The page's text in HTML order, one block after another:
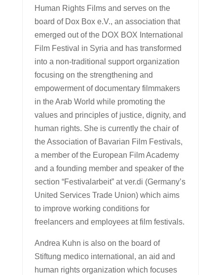
Human Rights Films and serves on the
board of Dox Box e.V., an association that
emerged out of the DOX BOX International
Film Festival in Syria and has transformed
into a non-traditional support organization
focusing on the strengthening and
empowerment of documentary filmmakers
in the Arab World while promoting the
values and principles of justice, dignity, and
human rights. She is currently the chair of
the Association of Bavarian Film Festivals,
a member of the European Film Academy
and a founding member and speaker of the
section “Festivalarbeit” at ver.di (Germany’s
United Services Trade Union) which aims
to improve working conditions for
freelancers and employees at film festivals.
Andrea Kuhn is also on the board of
Stiftung medico international, an aid and
human rights organization which focuses